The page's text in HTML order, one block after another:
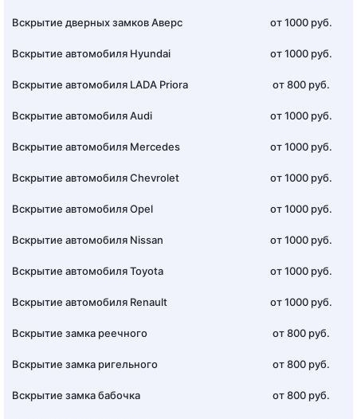
Вскрытие дверных замков Аверс от 1000 руб.
Вскрытие автомобиля Hyundai от 1000 руб.
Вскрытие автомобиля LADA Priora от 800 руб.
Вскрытие автомобиля Audi от 1000 руб.
Вскрытие автомобиля Mercedes от 1000 руб.
Вскрытие автомобиля Chevrolet от 1000 руб.
Вскрытие автомобиля Opel от 1000 руб.
Вскрытие автомобиля Nissan от 1000 руб.
Вскрытие автомобиля Toyota от 1000 руб.
Вскрытие автомобиля Renault от 1000 руб.
Вскрытие замка реечного от 800 руб.
Вскрытие замка ригельного от 800 руб.
Вскрытие замка бабочка от 800 руб.